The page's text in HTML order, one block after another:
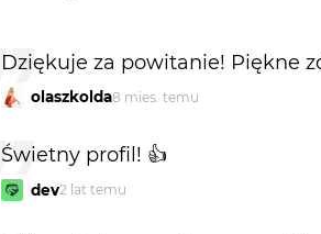
Dziękuje za powitanie! Piękne
olaszkolda8 mies. temu
Świetny profil! 👍
dev2 lat temu